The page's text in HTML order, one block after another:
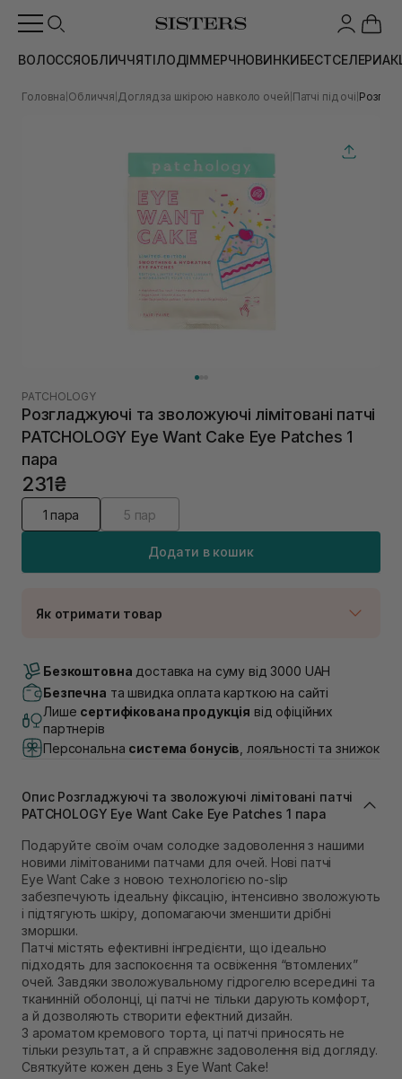
ВОЛОССЯОБЛИЧЧЯТІЛОДІММЕРЧНОВИНКИБЕСТСЕЛЕРИ
Головна Обличчя Догляд за шкірою навколо очей Патчі під очі
PATCHOLOGY
Розгладжуючі та зволожуючі лімітовані патчі
PATCHOLOGY Eye Want Cake Eye Patches 1
пара
231₴
1 пара 5 пар
Додати в кошик
Як отримати товар
В наявності
Самовивіз м. Луцьк, вул. Винниченка 4
Немає в наявності!
Самовивіз м. Львів, вул. Академіка Підстригача, 1В
(Duck’s Lake)
В наявності
Немає в наявності!
Самовивіз м. Львів, вул. Степана Бандери 45
Самовивіз м. Рівне, вул. 16-го Липня, 15
В наявності
Самовивіз м. Рівне, вул. Кулика і Гудачека 23 (ТЦ
Екватор)
Немає в наявності!
Безкоштовна доставка на суму від 3000 UAH
Безпечна та швидка оплата карткою на сайті
Лише сертифікована продукція від офіційних
партнерів
Персональна система бонусів , лояльності та знижок
Опис Розгладжуючі та зволожуючі лімітовані патчі
PATCHOLOGY Eye Want Cake Eye Patches 1 пара
Подаруйте своїм очам солодке задоволення з нашими
новими лімітованими патчами для очей. Нові патчі
Eye Want Cake з новою технологією no-slip
забезпечують ідеальну фіксацію, інтенсивно зволожують
і підтягують шкіру, допомагаючи зменшити дрібні
зморшки.
Патчі містять ефективні інгредієнти, що ідеально
підходять для заспокоєння та освіження “втомлених”
очей. Завдяки зволожувальному гідрогелю всередині та
тканинній оболонці, ці патчі не тільки дарують комфорт,
а й дозволяють створити ефектний дизайн.
З ароматом кремового торта, ці патчі приносять не
тільки результат, а й справжнє задоволення від догляду.
Святкуйте кожен день з Eye Want Cake!